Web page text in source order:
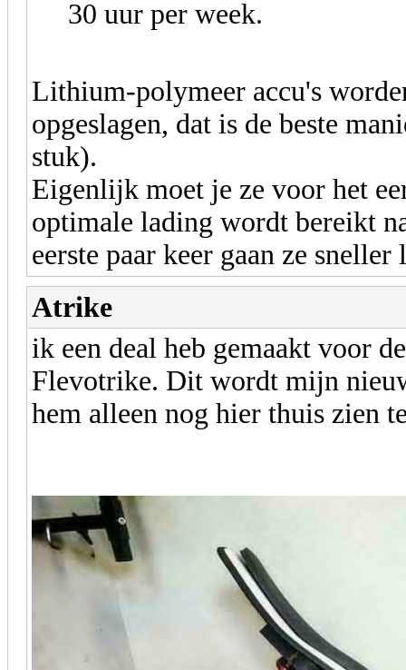
30 uur per week.
Lithium-polymeer accu's
opgeslagen, dat is de beste
stuk).
Eigenlijk moet je ze voor het
optimale lading wordt bereikt
eerste paar keer gaan ze sneller
Atrike
ik een deal heb gemaakt voor
Flevotrike. Dit wordt mijn
hem alleen nog hier thuis zien